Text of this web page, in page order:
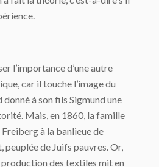
l’importance d’une autre
car il touche l’image du
donné à son fils Sigmund une
Mais, en 1860, la famille
à la banlieue de
peuplée de Juifs pauvres. Or,
des textiles mit en